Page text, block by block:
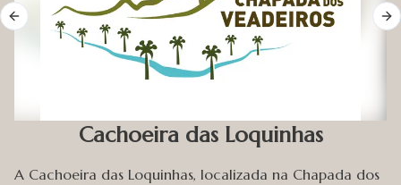
Previous slide
Cachoeira das Loquinhas
A Cachoeira das Loquinhas, localizada na Chapada dos